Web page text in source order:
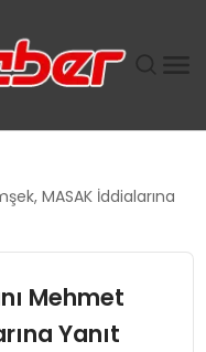
KADIN
HEDEF
MASAK İddialarına
Mehmet
Yanıt